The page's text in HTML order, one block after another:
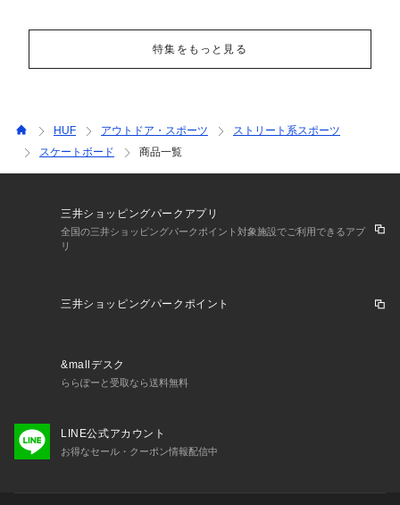
特集をもっと見る
HUF アウトドア・スポーツ
ストリート系スポーツ
スケートボード
商品一覧
三井ショッピングパークアプリ
全国の三井ショッピングパークポイント対象施設でご利用できるアプ
リ
三井ショッピングパークポイント
&mallデスク
ららぽーと受取なら送料無料
LINE公式アカウント
お得なセール・クーポン情報配信中